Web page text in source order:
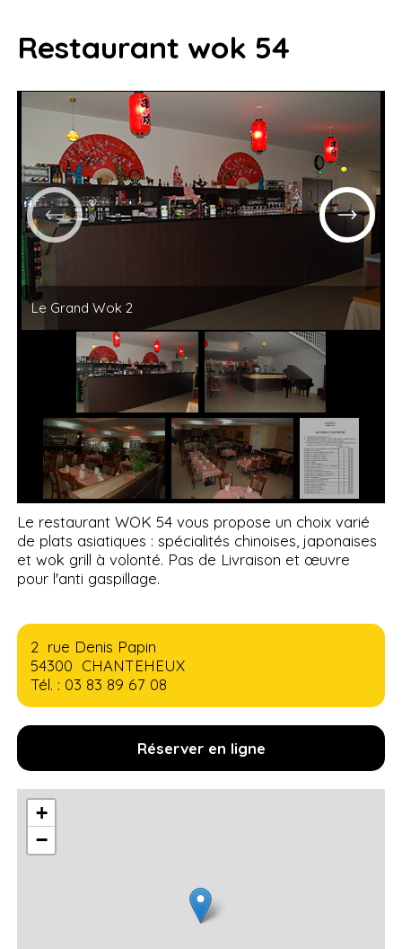
Restaurant wok 54
Le Grand Wok 2
Le restaurant WOK 54 vous propose un choix varié
de plats asiatiques : spécialités chinoises, japonaises
et wok grill à volonté. Pas de Livraison et œuvre
pour l'anti gaspillage.
2 rue Denis Papin
54300 CHANTEHEUX
Tél. : 03 83 89 67 08
Réserver en ligne
+
−